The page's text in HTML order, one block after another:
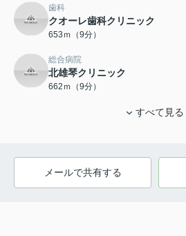
歯科
クオーレ歯科クリニック
653ｍ（9分）
総合病院
北雄琴クリニック
662ｍ（9分）
すべて見る
メールで共有する